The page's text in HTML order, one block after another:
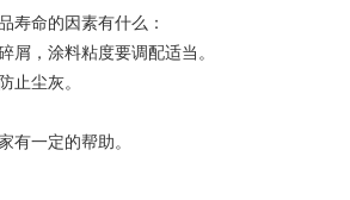
命的因素有什么：
，涂料粘度要调配适当。
尘灰。
一定的帮助。